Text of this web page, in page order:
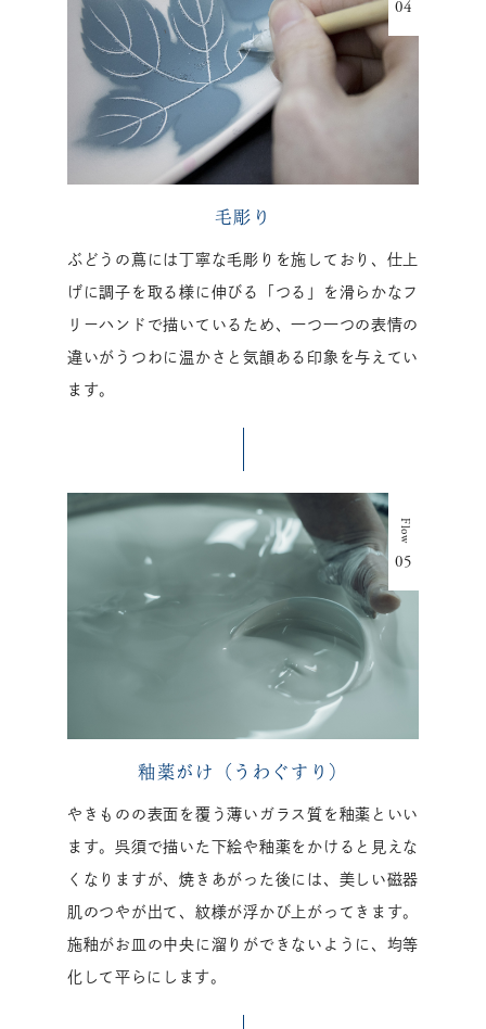
毛彫り
ぶどうの蔦には丁寧な毛彫りを施しており、仕上
げに調子を取る様に伸びる「つる」を滑らかなフ
リーハンドで描いているため、一つ一つの表情の
違いがうつわに温かさと気韻ある印象を与えてい
ます。
釉薬がけ（うわぐすり）
やきものの表面を覆う薄いガラス質を釉薬といい
ます。呉須で描いた下絵や釉薬をかけると見えな
くなりますが、焼きあがった後には、美しい磁器
肌のつやが出て、紋様が浮かび上がってきます。
施釉がお皿の中央に溜りができないように、均等
化して平らにします。